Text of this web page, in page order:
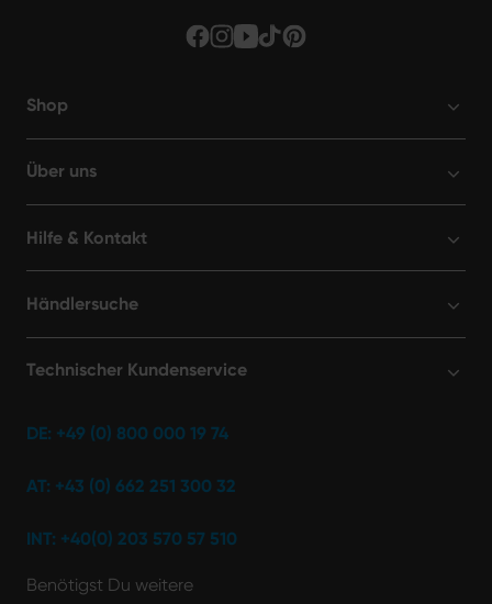
Shop
Über uns
Hilfe & Kontakt
Händlersuche
Technischer Kundenservice
DE: +49 (0) 800 000 19 74
AT: +43 (0) 662 251 300 32
INT: +40(0) 203 570 57 510
Benötigst Du weitere